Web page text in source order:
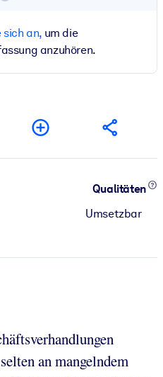
sich an,um die
anzuhören.
Qualitäten
Umsetzbar
an mangelndem